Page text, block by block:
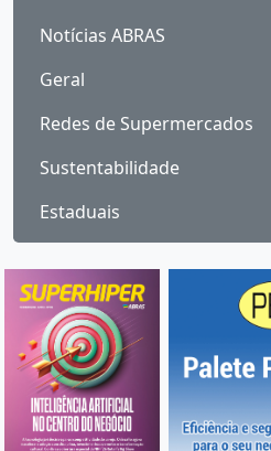
Notícias ABRAS
Geral
Redes de Supermercados
Sustentabilidade
Estaduais